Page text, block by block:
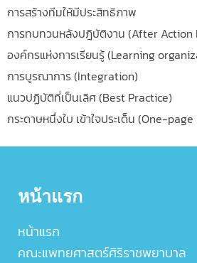
การสร้างทีมให้มีประสิทธิภาพ
การทบทวนหลังปฎิบัติงาน (After Action
องค์กรแห่งการเรียนรู้ (Learning
การบูรณาการ (Integration)
แนวปฏิบัติที่เป็นเลิศ (Best Practice)
กระดาษหนึ่งใบ เข้าใจประเด็น (One-
หน้าแรก
หน้าแรก
คณะแพทยศาสตร์ศิริราชพยาบาล